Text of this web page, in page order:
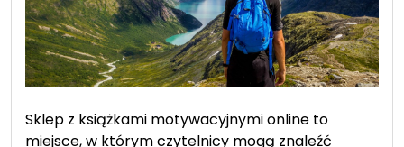
Sklep z książkami motywacyjnymi online to
miejsce, w którym czytelnicy mogą znaleźć